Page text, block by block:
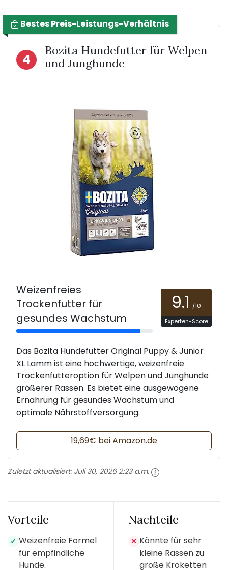
Bestes Preis-Leistungs-Verhältnis
4
Bozita Hundefutter für Welpen
und Junghunde
Weizenfreies
Trockenfutter für
gesundes Wachstum
9.1 /10
Experten-Score
Das Bozita Hundefutter Original Puppy & Junior
XL Lamm ist eine hochwertige, weizenfreie
Trockenfutteroption für Welpen und Junghunde
größerer Rassen. Es bietet eine ausgewogene
Ernährung für gesundes Wachstum und
optimale Nährstoffversorgung.
19,69€ bei Amazon.de
Zuletzt aktualisiert: Juli 30, 2026 2:23 a.m.
Vorteile
✓ Weizenfreie Formel
für empfindliche
Hunde.
Nachteile
✕ Könnte für sehr
kleine Rassen zu
große Kroketten